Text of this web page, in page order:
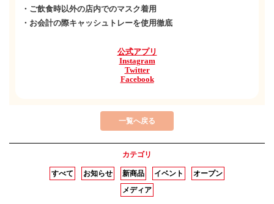
・ご飲食時以外の店内でのマスク着用
・お会計の際キャッシュトレーを使用徹底
公式アプリ
Instagram
Twitter
Facebook
一覧へ戻る
カテゴリ
すべて お知らせ 新商品 イベント
オープン
メディア